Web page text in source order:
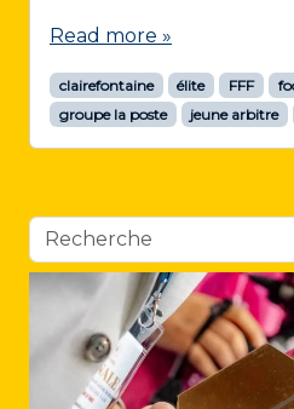
Read more »
clairefontaine élite FFF
groupe la poste
jeune arbitre